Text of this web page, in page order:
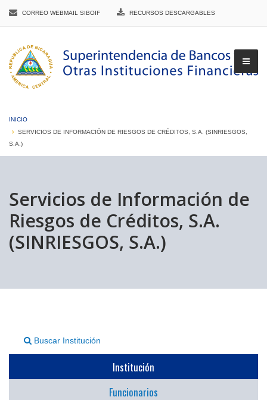
CORREO WEBMAIL SIBOIF RECURSOS DESCARGABLES
▼
▼
INICIO
SERVICIOS DE INFORMACIÓN DE RIESGOS DE CRÉDITOS, S.A. (SINRIESGOS,
S.A.)
Servicios de Información de
Riesgos de Créditos, S.A.
(SINRIESGOS, S.A.)
Buscar Institución
Institución
Funcionarios